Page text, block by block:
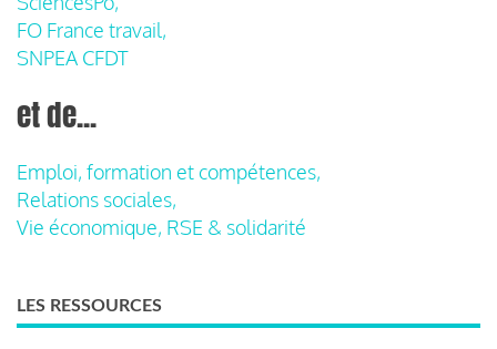
FO France travail,
SNPEA CFDT
et de...
Emploi, formation et compétences,
Relations sociales,
Vie économique, RSE & solidarité
LES RESSOURCES